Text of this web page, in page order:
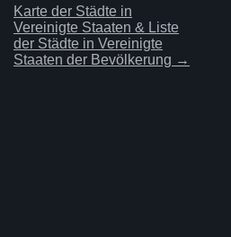
Karte der Städte in
Vereinigte Staaten & Liste
der Städte in Vereinigte
Staaten der Bevölkerung →